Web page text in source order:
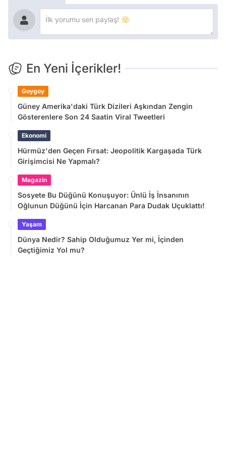
En Yeni İçerikler!
Goygoy
Güney Amerika'daki Türk Dizileri Aşkından Zengin
Gösterenlere Son 24 Saatin Viral Tweetleri
Ekonomi
Hürmüz'den Geçen Fırsat: Jeopolitik Kargaşada Türk
Girişimcisi Ne Yapmalı?
Magazin
Sosyete Bu Düğünü Konuşuyor: Ünlü İş İnsanının
Oğlunun Düğünü İçin Harcanan Para Dudak Uçuklattı!
Yaşam
Dünya Nedir? Sahip Olduğumuz Yer mi, İçinden
Geçtiğimiz Yol mu?